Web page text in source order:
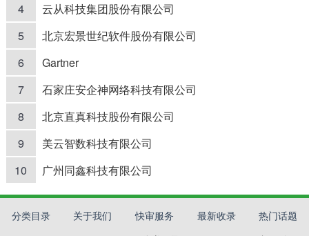
4
云从科技集团股份有限公司
5
北京宏景世纪软件股份有限公司
6
Gartner
7
石家庄安企神网络科技有限公司
8
北京直真科技股份有限公司
9
美云智数科技有限公司
10
广州同鑫科技有限公司
分类目录 关于我们 快审服务 最新收录
热门话题